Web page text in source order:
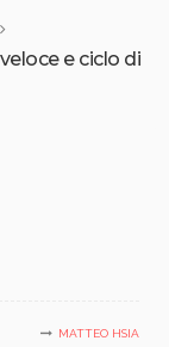
e ciclo di
MATTEO HSIA